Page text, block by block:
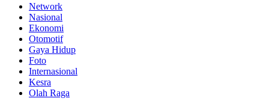
Network
Nasional
Ekonomi
Otomotif
Gaya Hidup
Foto
Internasional
Kesra
Olah Raga